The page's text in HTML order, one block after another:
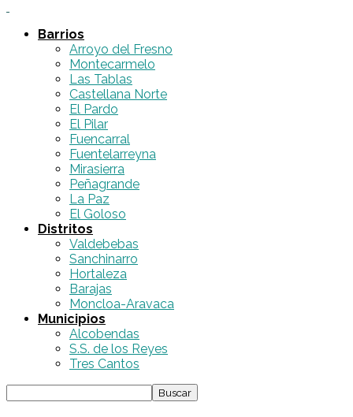
Barrios
Arroyo del Fresno
Montecarmelo
Las Tablas
Castellana Norte
El Pardo
El Pilar
Fuencarral
Fuentelarreyna
Mirasierra
Peñagrande
La Paz
El Goloso
Distritos
Valdebebas
Sanchinarro
Hortaleza
Barajas
Moncloa-Aravaca
Municipios
Alcobendas
S.S. de los Reyes
Tres Cantos